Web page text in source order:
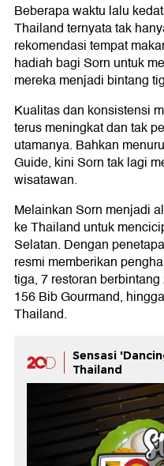
Beberapa waktu lalu
Thailand ternyata tak
rekomendasi tempat
hadiah bagi Sorn untuk
mereka menjadi bintang
Kualitas dan konsistensi
terus meningkat dan tak
utamanya. Bahkan
Guide, kini Sorn tak lagi
wisatawan.
Melainkan Sorn menjadi
ke Thailand untuk
Selatan. Dengan
resmi memberikan
tiga, 7 restoran
156 Bib Gourmand,
Thailand.
Sensasi
Thailand